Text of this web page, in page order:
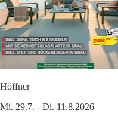
Höffner
Mi. 29.7. - Di. 11.8.2026